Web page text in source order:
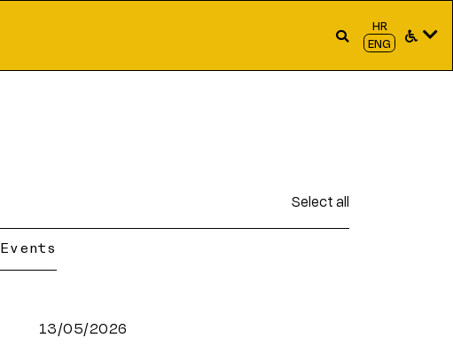
HR
ENG
Select all
Events
13/05/2026